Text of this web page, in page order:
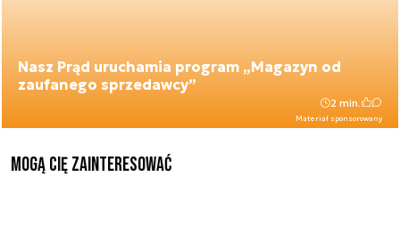
Nasz Prąd uruchamia program „Magazyn od
zaufanego sprzedawcy”
Materiał sponsorowany
2 min.
Mogą Cię zainteresować